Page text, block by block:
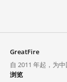
GreatFire
自 2011 年起，为
浏览